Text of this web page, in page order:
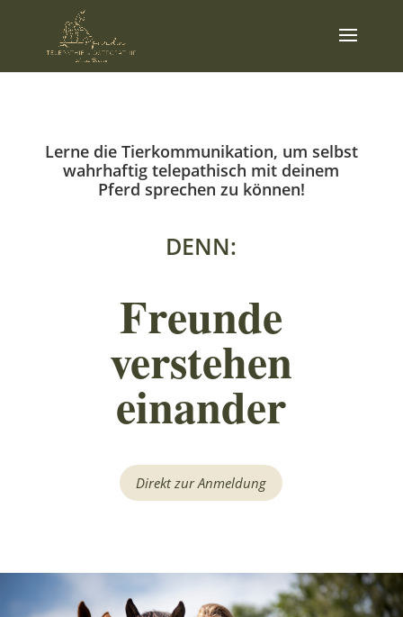
Lerne die Tierkommunikation, um selbst
wahrhaftig telepathisch mit deinem
Pferd sprechen zu können!
DENN:
Freunde
verstehen
einander
Direkt zur Anmeldung